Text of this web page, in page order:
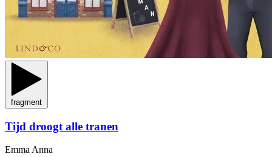
fragment
Tijd droogt alle tranen
Emma Anna